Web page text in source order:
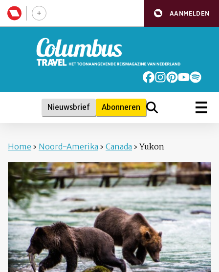
AANMELDEN
Nieuwsbrief Abonneren
Home › Noord-Amerika › Canada › Yukon